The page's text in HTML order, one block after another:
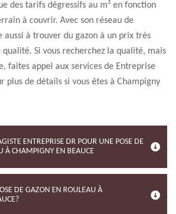
des tarifs dégressifs au m² en fonction
à couvrir. Avec son réseau de
aussi à trouver du gazon à un prix très
Si vous recherchez la qualité, mais
faites appel aux services de Entreprise
plus de détails si vous êtes à Champigny
ENTREPRISE DR POUR UNE POSE DE
À CHAMPIGNY EN BEAUCE
DE GAZON EN ROULEAU À